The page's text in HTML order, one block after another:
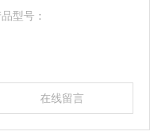
里/小时（93英里/小
线条件，即使在明亮的阳
工业级触摸屏平板电脑
量结果
型号：
在线留言